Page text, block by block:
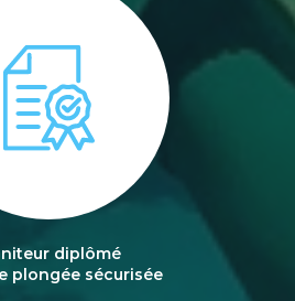
diplômé
plongée sécurisée